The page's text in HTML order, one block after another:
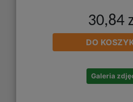
30,84
DO
Galeria